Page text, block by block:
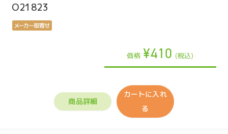
O21823
価格 ¥410 (税込)
商品詳細
カートに入れ
る